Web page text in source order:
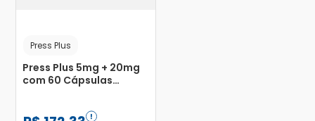
Press Plus
Press Plus 5mg + 20mg
com 60 Cápsulas